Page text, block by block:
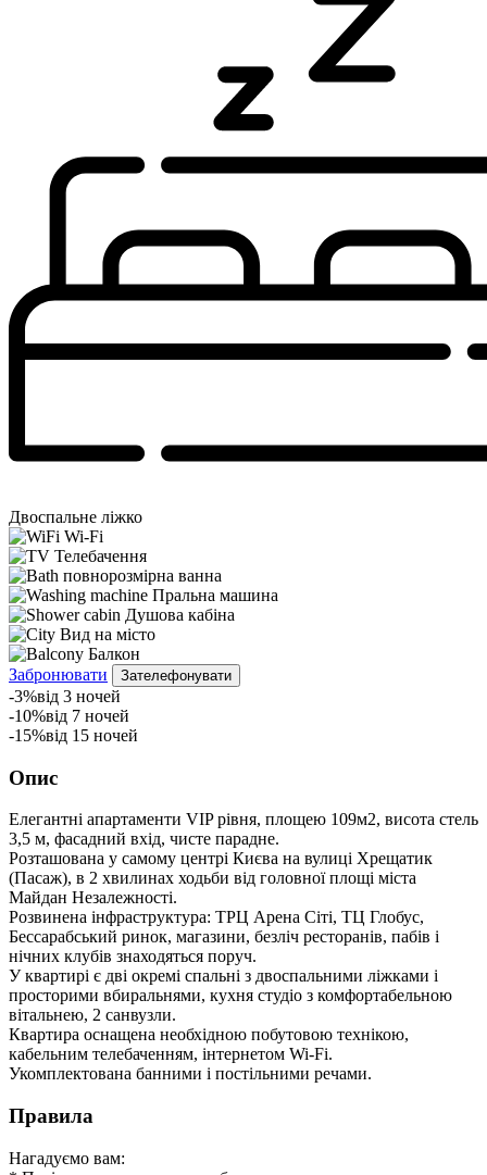
Двоспальне ліжко
Wi-Fi
Телебачення
повнорозмірна ванна
Пральна машина
Душова кабіна
Вид на місто
Балкон
Забронювати
Зателефонувати
-3%від 3 ночей
-10%від 7 ночей
-15%від 15 ночей
Опис
Елегантні апартаменти VIP рівня, площею 109м2, висота стель
3,5 м, фасадний вхід, чисте парадне.
Розташована у самому центрі Києва на вулиці Хрещатик
(Пасаж), в 2 хвилинах ходьби від головної площі міста
Майдан Незалежності.
Розвинена інфраструктура: ТРЦ Арена Сіті, ТЦ Глобус,
Бессарабський ринок, магазини, безліч ресторанів, пабів і
нічних клубів знаходяться поруч.
У квартирі є дві окремі спальні з двоспальними ліжками і
просторими вбиральнями, кухня студіо з комфортабельною
вітальнею, 2 санвузли.
Квартира оснащена необхідною побутовою технікою,
кабельним телебаченням, інтернетом Wi-Fi.
Укомплектована банними і постільними речами.
Правила
Нагадуємо вам: